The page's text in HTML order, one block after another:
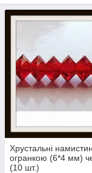
Хрустальні
огранкою (6*4 мм)
(10 шт.)